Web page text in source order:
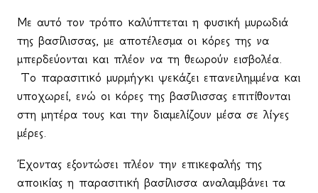
Με αυτό τον τρόπο καλύπτεται η φυσική μυρωδιά
της βασίλισσας, με αποτέλεσμα οι κόρες της να
μπερδεύονται και πλέον να τη θεωρούν εισβολέα.
Το παρασιτικό μυρμήγκι ψεκάζει επανειλημμένα και
υποχωρεί, ενώ οι κόρες της βασίλισσας επιτίθονται
στη μητέρα τους και την διαμελίζουν μέσα σε λίγες
μέρες.
Έχοντας εξοντώσει πλέον την επικεφαλής της
αποικίας η παρασιτική βασίλισσα αναλαμβάνει τα